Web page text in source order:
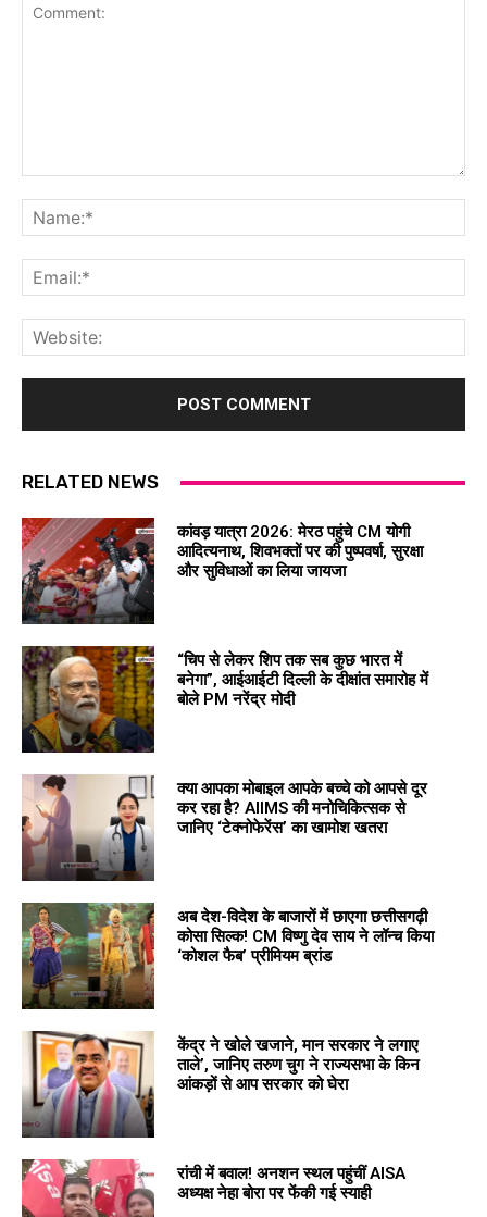
RELATED NEWS
कांवड़ यात्रा 2026: मेरठ पहुंचे CM योगी
आदित्यनाथ, शिवभक्तों पर की पुष्पवर्षा, सुरक्षा
और सुविधाओं का लिया जायजा
“चिप से लेकर शिप तक सब कुछ भारत में
बनेगा”, आईआईटी दिल्ली के दीक्षांत समारोह में
बोले PM नरेंद्र मोदी
क्या आपका मोबाइल आपके बच्चे को आपसे दूर
कर रहा है? AIIMS की मनोचिकित्सक से
जानिए ‘टेक्नोफेरेंस’ का खामोश खतरा
अब देश-विदेश के बाजारों में छाएगा छत्तीसगढ़ी
कोसा सिल्क! CM विष्णु देव साय ने लॉन्च किया
‘कोशल फैब’ प्रीमियम ब्रांड
केंद्र ने खोले खजाने, मान सरकार ने लगाए
ताले’, जानिए तरुण चुग ने राज्यसभा के किन
आंकड़ों से आप सरकार को घेरा
रांची में बवाल! अनशन स्थल पहुंचीं AISA
अध्यक्ष नेहा बोरा पर फेंकी गई स्याही